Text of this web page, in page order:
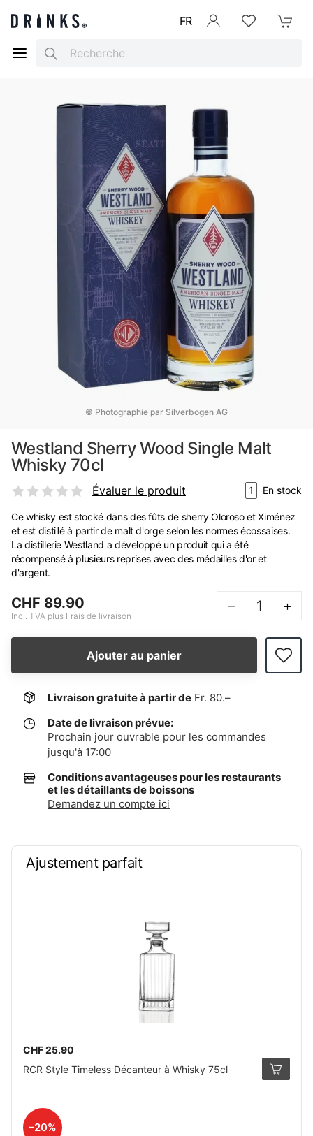
FR
Search
© Photographie par Silverbogen AG
Westland Sherry Wood Single Malt
Whisky 70cl
Évaluer le produit 1 En stock
Ce whisky est stocké dans des fûts de sherry Oloroso et Ximénez
et est distillé à partir de malt d'orge selon les normes écossaises.
La distillerie Westland a développé un produit qui a été
récompensé à plusieurs reprises avec des médailles d'or et
d'argent.
CHF 89.90
Incl. TVA plus Frais de livraison
– +
Ajouter au panier
Livraison gratuite à partir de Fr. 80.–
Date de livraison prévue:
Prochain jour ouvrable pour les commandes
jusqu'à 17:00
Conditions avantageuses pour les restaurants
et les détaillants de boissons
Demandez un compte ici
Ajustement parfait
CHF 25.90
RCR Style Timeless Décanteur à Whisky 75cl
–20%